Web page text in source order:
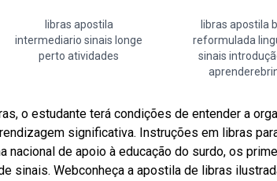
libras apostila
intermediario sinais longe
perto atividades
libras apostila
reformulada
sinais
o estudante terá condições de entender a
significativa. Instruções em libras
nacional de apoio à educação do surdo, os
sinais. Webconheça a apostila de libras